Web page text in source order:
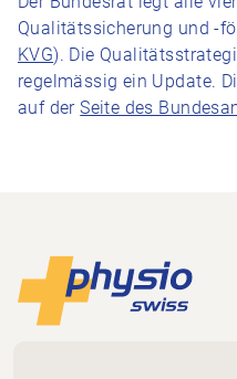
Qualitätssicherung und -
KVG). Die
regelmässig ein Update.
auf derSeite des
Footer